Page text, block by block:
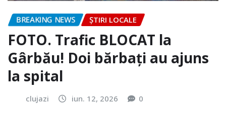
BREAKING NEWS ȘTIRI LOCALE
FOTO. Trafic BLOCAT la
Gârbău! Doi bărbați au ajuns
la spital
clujazi iun. 12, 2026 0